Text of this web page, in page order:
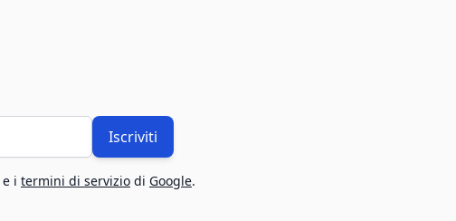
Iscriviti
e i termini di servizio di Google.